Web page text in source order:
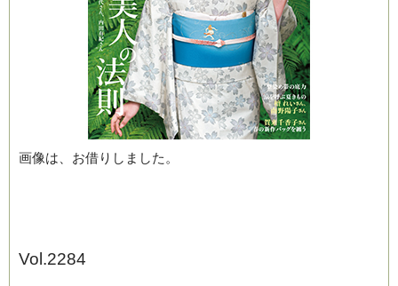
画像は、お借りしました。
Vol.2284